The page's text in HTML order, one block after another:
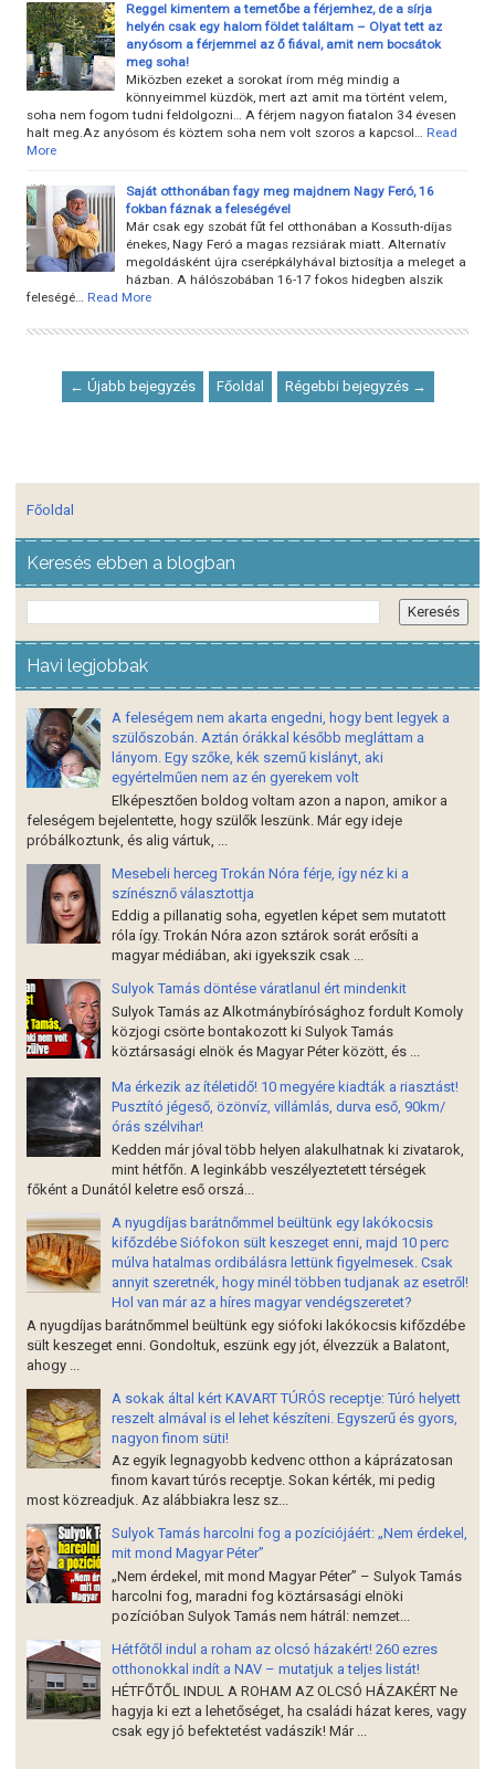
Reggel kimentem a temetőbe a férjemhez, de a sírja
helyén csak egy halom földet találtam – Olyat tett az
anyósom a férjemmel az ő fiával, amit nem bocsátok
meg soha!
Miközben ezeket a sorokat írom még mindig a
könnyeimmel küzdök, mert azt amit ma történt velem,
soha nem fogom tudni feldolgozni… A férjem nagyon fiatalon 34 évesen
halt meg.Az anyósom és köztem soha nem volt szoros a kapcsol… Read
More
Saját otthonában fagy meg majdnem Nagy Feró, 16
fokban fáznak a feleségével
Már csak egy szobát fűt fel otthonában a Kossuth-díjas
énekes, Nagy Feró a magas rezsiárak miatt. Alternatív
megoldásként újra cserépkályhával biztosítja a meleget a
házban. A hálószobában 16-17 fokos hidegben alszik
feleségé… Read More
← Újabb bejegyzés Főoldal Régebbi bejegyzés →
Főoldal
Keresés ebben a blogban
Havi legjobbak
A feleségem nem akarta engedni, hogy bent legyek a
szülőszobán. Aztán órákkal később megláttam a
lányom. Egy szőke, kék szemű kislányt, aki
egyértelműen nem az én gyerekem volt
Elképesztően boldog voltam azon a napon, amikor a
feleségem bejelentette, hogy szülők leszünk. Már egy ideje
próbálkoztunk, és alig vártuk, ...
Mesebeli herceg Trokán Nóra férje, így néz ki a
színésznő választottja
Eddig a pillanatig soha, egyetlen képet sem mutatott
róla így. Trokán Nóra azon sztárok sorát erősíti a
magyar médiában, aki igyekszik csak ...
Sulyok Tamás döntése váratlanul ért mindenkit
Sulyok Tamás az Alkotmánybírósághoz fordult Komoly
közjogi csörte bontakozott ki Sulyok Tamás
köztársasági elnök és Magyar Péter között, és ...
Ma érkezik az ítéletidő! 10 megyére kiadták a riasztást!
Pusztító jégeső, özönvíz, villámlás, durva eső, 90km/
órás szélvihar!
Kedden már jóval több helyen alakulhatnak ki zivatarok,
mint hétfőn. A leginkább veszélyeztetett térségek
főként a Dunától keletre eső orszá...
A nyugdíjas barátnőmmel beültünk egy lakókocsis
kifőzdébe Siófokon sült keszeget enni, majd 10 perc
múlva hatalmas ordibálásra lettünk figyelmesek. Csak
annyit szeretnék, hogy minél többen tudjanak az esetről!
Hol van már az a híres magyar vendégszeretet?
A nyugdíjas barátnőmmel beültünk egy siófoki lakókocsis kifőzdébe
sült keszeget enni. Gondoltuk, eszünk egy jót, élvezzük a Balatont,
ahogy ...
A sokak által kért KAVART TÚRÓS receptje: Túró helyett
reszelt almával is el lehet készíteni. Egyszerű és gyors,
nagyon finom süti!
Az egyik legnagyobb kedvenc otthon a káprázatosan
finom kavart túrós receptje. Sokan kérték, mi pedig
most közreadjuk. Az alábbiakra lesz sz...
Sulyok Tamás harcolni fog a pozíciójáért: „Nem érdekel,
mit mond Magyar Péter”
„Nem érdekel, mit mond Magyar Péter” – Sulyok Tamás
harcolni fog, maradni fog köztársasági elnöki
pozícióban Sulyok Tamás nem hátrál: nemzet...
Hétfőtől indul a roham az olcsó házakért! 260 ezres
otthonokkal indít a NAV – mutatjuk a teljes listát!
HÉTFŐTŐL INDUL A ROHAM AZ OLCSÓ HÁZAKÉRT Ne
hagyja ki ezt a lehetőséget, ha családi házat keres, vagy
csak egy jó befektetést vadászik! Már ...